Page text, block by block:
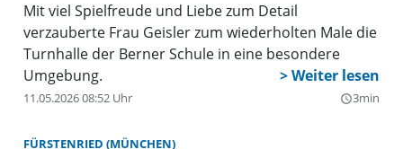
Mit viel Spielfreude und Liebe zum Detail
verzauberte Frau Geisler zum wiederholten Male die
Turnhalle der Berner Schule in eine besondere
Umgebung.
11.05.2026 08:52 Uhr query_builder3min
FÜRSTENRIED (MÜNCHEN)